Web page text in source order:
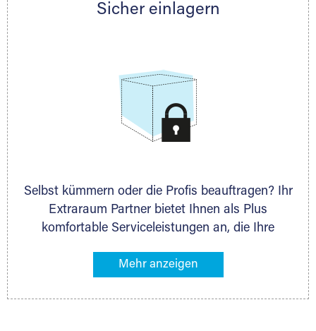
persönlich hinsichtlich Lagervolumen und zu
Sicher einlagern
Selbst kümmern oder die Profis beauftragen? Ihr
Extraraum Partner bietet Ihnen als Plus
komfortable Serviceleistungen an, die Ihre
gehören z. B. Verpackungsservice, Lieferung von
Ihr Lagergut wird bei Ihrem Extraraum Partner